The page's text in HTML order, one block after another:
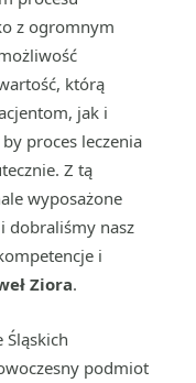
z ogromnym
którą
jak i
proces leczenia
Z tą
wyposażone
dobraliśmy nasz
i
Ziora.
Śląskich
podmiot